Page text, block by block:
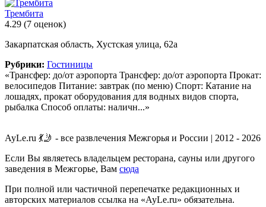
Трембита
4.29 (7 оценок)
Закарпатская область, Хустская улица, 62а
Рубрики: Гостиницы
«Трансфер: до/от аэропорта Трансфер: до/от аэропорта Прокат:
велосипедов Питание: завтрак (по меню) Спорт: Катание на
лошадях, прокат оборудования для водных видов спорта,
рыбалка Способ оплаты: наличн...»
AyLe.ru 💃🤳 - все развлечения Межгорья и России | 2012 - 2026
Если Вы являетесь владельцем ресторана, сауны или другого
заведения в Межгорье, Вам сюда
При полной или частичной перепечатке редакционных и
авторских материалов ссылка на «AyLe.ru» обязательна.